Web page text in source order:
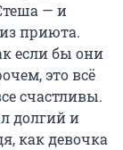
— и
приюта.
если бы они
это всё
счастливы.
долгий и
как девочка